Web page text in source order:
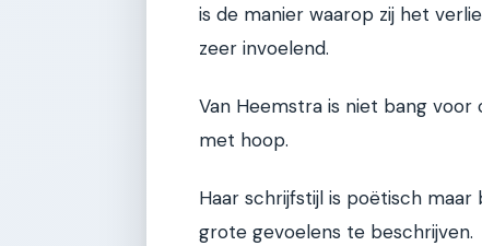
is de manier waarop zij het
zeer invoelend.
Van Heemstra is niet bang voor
met hoop.
Haar schrijfstijl is poëtisch
grote gevoelens te beschrijven.